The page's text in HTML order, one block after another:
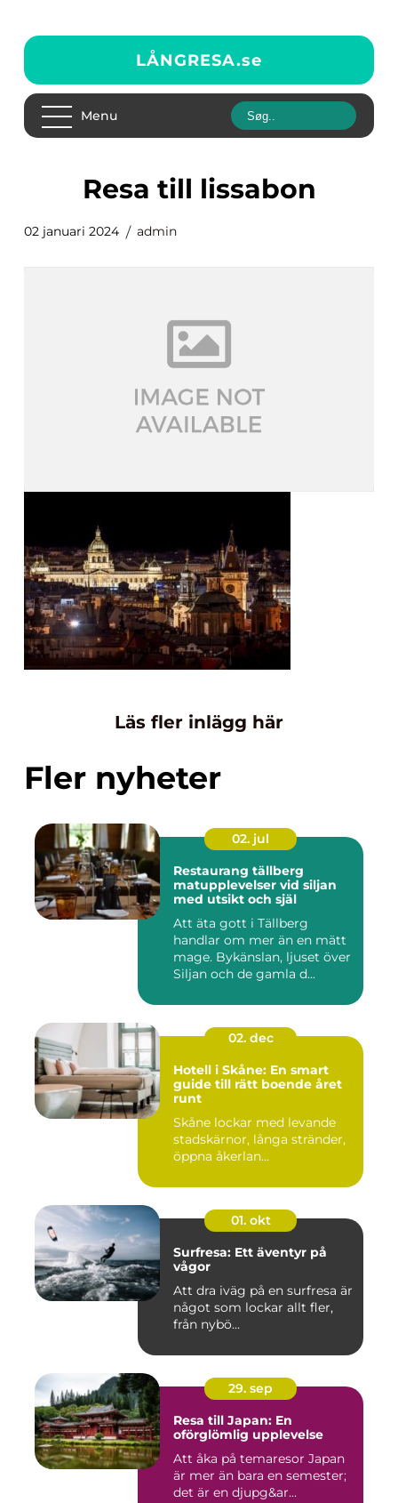
LÅNGRESA.se
Menu
resa till lissabon
02 januari 2024 admin
Läs fler inlägg här
Fler nyheter
02. jul
Restaurang tällberg
matupplevelser vid siljan
med utsikt och själ
Att äta gott i Tällberg
handlar om mer än en mätt
mage. Bykänslan, ljuset över
Siljan och de gamla d...
02. dec
Hotell i Skåne: En smart
guide till rätt boende året
runt
Skåne lockar med levande
stadskärnor, långa stränder,
öppna åkerlan...
01. okt
Surfresa: Ett äventyr på
vågor
Att dra iväg på en surfresa är
något som lockar allt fler,
från nybö...
29. sep
Resa till Japan: En
oförglömlig upplevelse
Att åka på temaresor Japan
är mer än bara en semester;
det är en djupg&ar...